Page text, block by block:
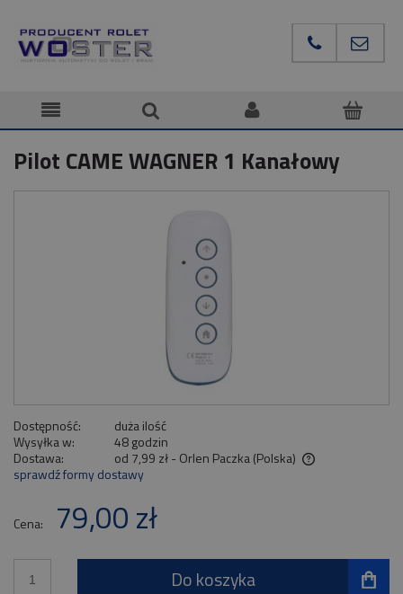
Pilot CAME WAGNER 1 Kanałowy
Dostępność:
duża ilość
Wysyłka w:
48 godzin
Dostawa:
od 7,99 zł - Orlen Paczka (Polska)
Cena nie zawiera ewentualnych kosztów płatności
sprawdź formy dostawy
Cena: 79,00 zł
Do koszyka